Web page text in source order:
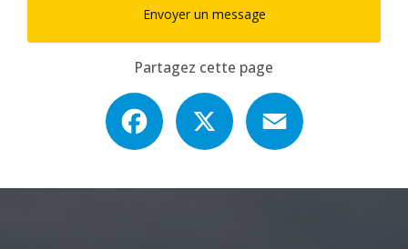
Envoyer un message
Partagez cette page
Facebook